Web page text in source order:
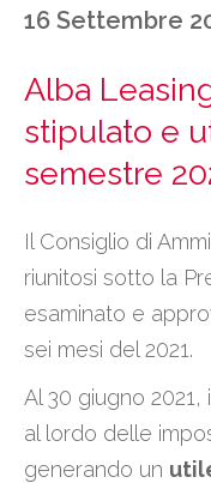
16 Settembre
Alba
stipulato e
semestre
Il Consiglio di
riunitosi sotto la
esaminato e
sei mesi del 2021.
Al 30 giugno
al lordo delle
generando un